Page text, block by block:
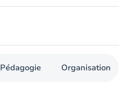
Pédagogie Organisation